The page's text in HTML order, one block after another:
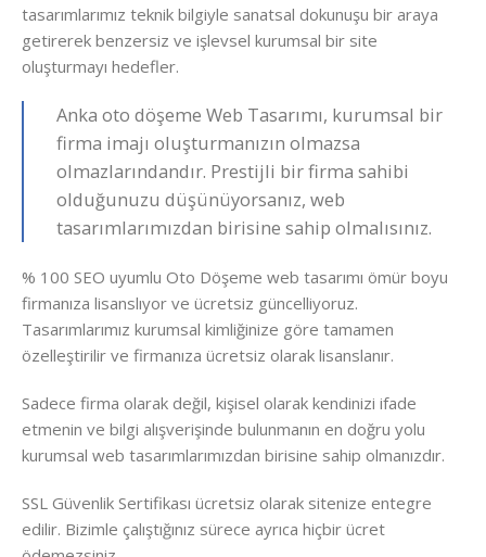
tasarımlarımız teknik bilgiyle sanatsal dokunuşu bir araya
getirerek benzersiz ve işlevsel kurumsal bir site
oluşturmayı hedefler.
Anka oto döşeme Web Tasarımı, kurumsal bir
firma imajı oluşturmanızın olmazsa
olmazlarındandır. Prestijli bir firma sahibi
olduğunuzu düşünüyorsanız, web
tasarımlarımızdan birisine sahip olmalısınız.
% 100 SEO uyumlu Oto Döşeme web tasarımı ömür boyu
firmanıza lisanslıyor ve ücretsiz güncelliyoruz.
Tasarımlarımız kurumsal kimliğinize göre tamamen
özelleştirilir ve firmanıza ücretsiz olarak lisanslanır.
Sadece firma olarak değil, kişisel olarak kendinizi ifade
etmenin ve bilgi alışverişinde bulunmanın en doğru yolu
kurumsal web tasarımlarımızdan birisine sahip olmanızdır.
SSL Güvenlik Sertifikası ücretsiz olarak sitenize entegre
edilir. Bizimle çalıştığınız sürece ayrıca hiçbir ücret